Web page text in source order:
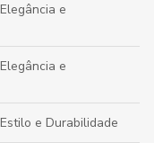
e
e
e Durabilidade